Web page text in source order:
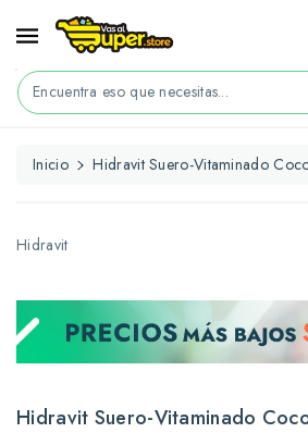
Encuentra eso que necesitas...
Inicio Hidravit Suero-Vitaminado
Hidravit
Hidravit Suero-Vitaminado